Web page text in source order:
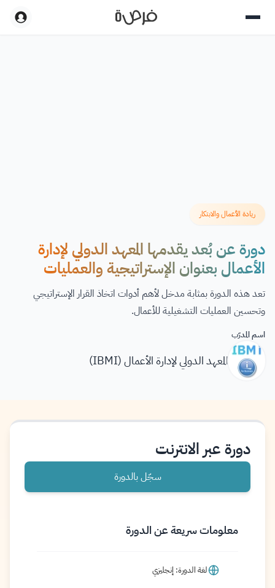
ريادة الأعمال والابتكار
دورة عن بُعد يقدمها المعهد الدولي لإدارة
الأعمال بعنوان الإستراتيجية والعمليات
تعد هذه الدورة بمثابة مدخل لأهم أدوات اتخاذ القرار الإستراتيجي
وتحسين العمليات التشغيلية للأعمال.
اسم المدرّب
المعهد الدولي لإدارة الأعمال (IBMI)
دورة عبر الانترنت
سجّل بالدورة
معلومات سريعة عن الدورة
لغة الدورة: إنجليزي